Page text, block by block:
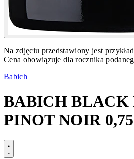
Na zdjęciu przedstawiony jest
Cena obowiązuje dla rocznika
Babich
BABICH BLACK
PINOT NOIR